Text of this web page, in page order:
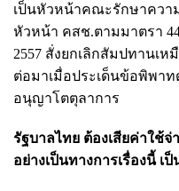
เป็นหัวหน้าคณะรักษาควา
หัวหน้า คสช.ตามมาตรา
2557 สั่งยกเลิกสัมปทานเ
ต่อมาเมื่อประเด็นข้อพิพา
อนุญาโตตุลาการ
รัฐบาลไทย ต้องเสียค่าใช้
อย่างเป็นทางการเรื่องนี้ เ